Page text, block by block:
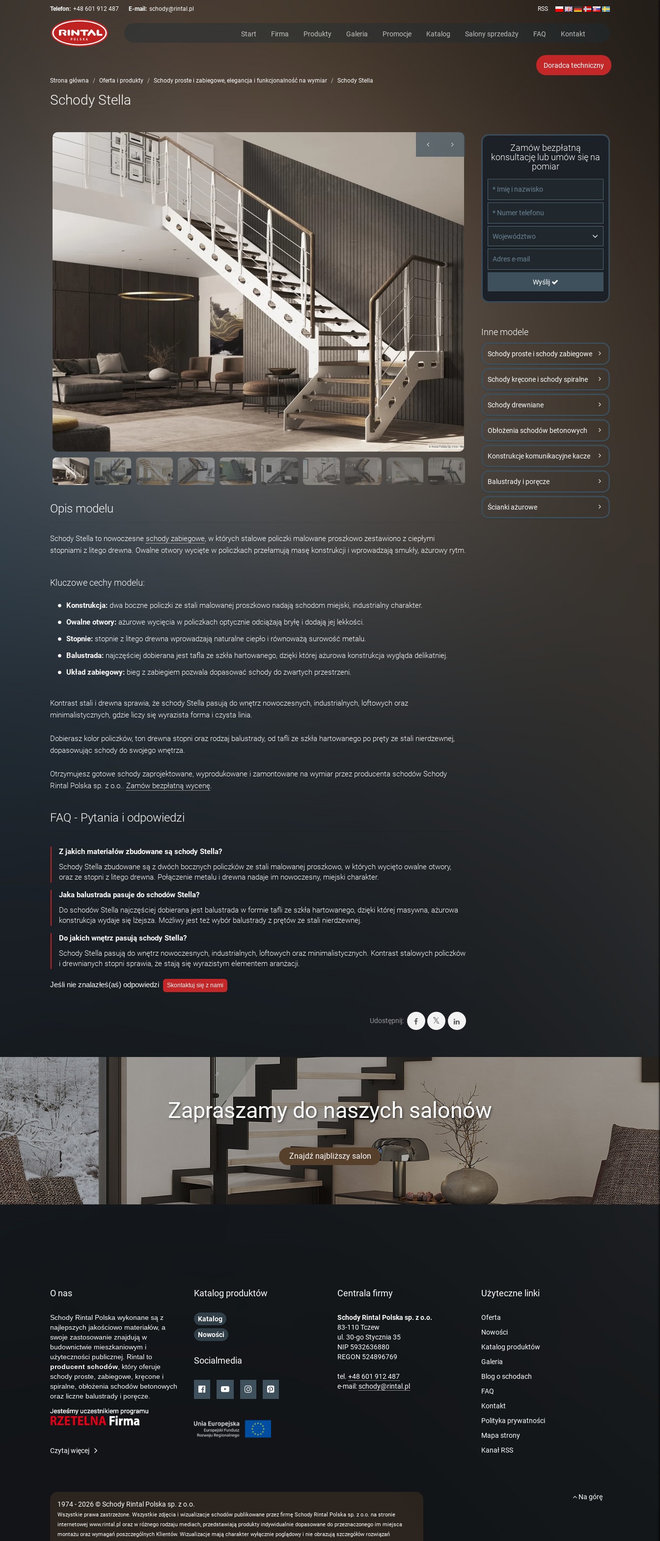
Telefon: +48 601 912 487 E-mail: schody@rintal.pl RSS
Start Firma Produkty Galeria Promocje Katalog Salony sprzedaży FAQ Kontakt
Doradca techniczny
Strona główna Oferta i produkty Schody proste i zabiegowe, elegancja i funkcjonalność na wymiar Schody Stella
Schody Stella
Opis modelu
Schody Stella to nowoczesne schody zabiegowe, w których stalowe policzki malowane proszkowo zestawiono z ciepłymi
stopniami z litego drewna. Owalne otwory wycięte w policzkach przełamują masę konstrukcji i wprowadzają smukły, ażurowy rytm.
Kluczowe cechy modelu:
Konstrukcja: dwa boczne policzki ze stali malowanej proszkowo nadają schodom miejski, industrialny charakter.
Owalne otwory: ażurowe wycięcia w policzkach optycznie odciążają bryłę i dodają jej lekkości.
Stopnie: stopnie z litego drewna wprowadzają naturalne ciepło i równoważą surowość metalu.
Balustrada: najczęściej dobierana jest tafla ze szkła hartowanego, dzięki której ażurowa konstrukcja wygląda delikatniej.
Układ zabiegowy: bieg z zabiegiem pozwala dopasować schody do zwartych przestrzeni.
Kontrast stali i drewna sprawia, że schody Stella pasują do wnętrz nowoczesnych, industrialnych, loftowych oraz
minimalistycznych, gdzie liczy się wyrazista forma i czysta linia.
Dobierasz kolor policzków, ton drewna stopni oraz rodzaj balustrady, od tafli ze szkła hartowanego po pręty ze stali nierdzewnej,
dopasowując schody do swojego wnętrza.
Otrzymujesz gotowe schody zaprojektowane, wyprodukowane i zamontowane na wymiar przez producenta schodów Schody
Rintal Polska sp. z o.o.. Zamów bezpłatną wycenę.
FAQ - Pytania i odpowiedzi
Z jakich materiałów zbudowane są schody Stella?
Schody Stella zbudowane są z dwóch bocznych policzków ze stali malowanej proszkowo, w których wycięto owalne otwory,
oraz ze stopni z litego drewna. Połączenie metalu i drewna nadaje im nowoczesny, miejski charakter.
Jaka balustrada pasuje do schodów Stella?
Do schodów Stella najczęściej dobierana jest balustrada w formie tafli ze szkła hartowanego, dzięki której masywna, ażurowa
konstrukcja wydaje się lżejsza. Możliwy jest też wybór balustrady z prętów ze stali nierdzewnej.
Do jakich wnętrz pasują schody Stella?
Schody Stella pasują do wnętrz nowoczesnych, industrialnych, loftowych oraz minimalistycznych. Kontrast stalowych policzków
i drewnianych stopni sprawia, że stają się wyrazistym elementem aranżacji.
Jeśli nie znalazłeś(aś) odpowiedzi Skontaktuj się z nami
Udostępnij:
Zamów bezpłatną
konsultację lub umów się na
pomiar
Województwo
Wyślij
Inne modele
Schody proste i schody zabiegowe
Schody kręcone i schody spiralne
Schody drewniane
Obłożenia schodów betonowych
Konstrukcje komunikacyjne kacze
Balustrady i poręcze
Ścianki ażurowe
Zapraszamy do naszych salonów
Znajdź najbliższy salon
O nas
Schody Rintal Polska wykonane są z
najlepszych jakościowo materiałów, a
swoje zastosowanie znajdują w
budownictwie mieszkaniowym i
użyteczności publicznej. Rintal to
producent schodów , który oferuje
schody proste, zabiegowe, kręcone i
spiralne, obłożenia schodów betonowych
oraz liczne balustrady i poręcze.
Czytaj więcej
Katalog produktów
Katalog
Nowości
Socialmedia
Centrala firmy
Schody Rintal Polska sp. z o.o.
83-110 Tczew
ul. 30-go Stycznia 35
NIP 5932636880
REGON 524896769
tel. +48 601 912 487
e-mail:schody@rintal.pl
Użyteczne linki
Oferta
Nowości
Katalog produktów
Galeria
Blog o schodach
FAQ
Kontakt
Polityka prywatności
Mapa strony
Kanał RSS
1974 - 2026 © Schody Rintal Polska sp. z o.o.
Wszystkie prawa zastrzeżone. Wszystkie zdjęcia i wizualizacje schodów publikowane przez firmę Schody Rintal Polska sp. z o.o. na stronie
internetowej www.rintal.pl oraz w różnego rodzaju mediach, przedstawiają produkty indywidualnie dopasowane do przeznaczonego im miejsca
montażu oraz wymagań poszczególnych Klientów. Wizualizacje mają charakter wyłącznie poglądowy i nie obrazują szczegółów rozwiązań
Na górę